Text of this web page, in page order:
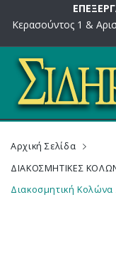
Κερασούντος 1 &
Αρχική Σελίδα
ΔΙΑΚΟΣΜΗΤΙΚΕΣ
Διακοσμητική